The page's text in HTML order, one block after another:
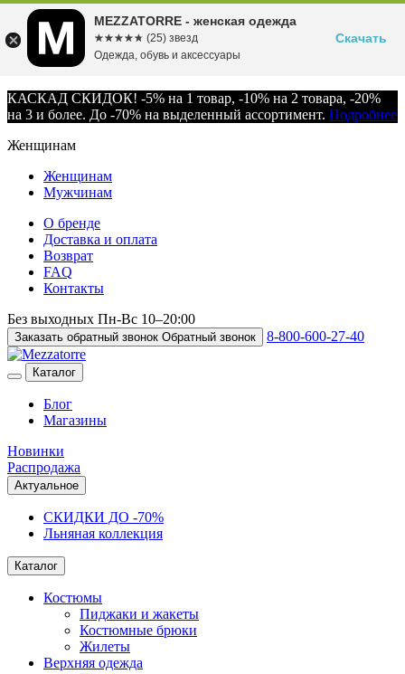
КАСКАД СКИДОК! -5% на 1 товар, -10% на 2 товара, -20%
на 3 и более. До -70% на выделенный ассортимент. Подробнее
Женщинам
Женщинам
Мужчинам
О бренде
Доставка и оплата
Возврат
FAQ
Контакты
Без выходных Пн-Вс 10–20:00
Заказать обратный звонок Обратный звонок 8-800-600-27-40
Каталог
Блог
Магазины
Новинки
Распродажа
Актуальное
СКИДКИ ДО -70%
Льняная коллекция
Каталог
Костюмы
Пиджаки и жакеты
Костюмные брюки
Жилеты
Верхняя одежда
MEZZATORRE - женская одежда
☆☆☆☆☆
★★★★★ (25) звезд
Одежда, обувь и аксессуары
Скачать